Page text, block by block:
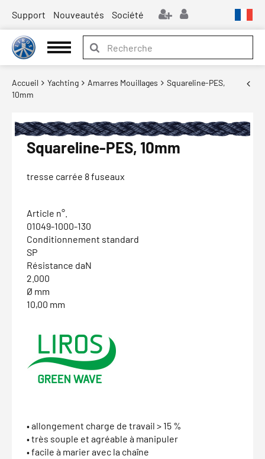
Support Nouveautés Société
Accueil Yachting Amarres Mouillages
Squareline-PES,
10mm
Squareline-PES, 10mm
tresse carrée 8 fuseaux
Article n°.
01049-1000-130
Conditionnement standard
SP
Résistance daN
2.000
Ø mm
10,00 mm
• allongement charge de travail > 15 %
• très souple et agréable à manipuler
• facile à marier avec la chaîne